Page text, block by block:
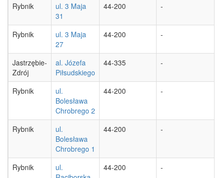
Rybnik
ul. 3 Maja
31
44-200 -
Rybnik
ul. 3 Maja
27
44-200 -
Jastrzębie-
Zdrój
al. Józefa
Piłsudskiego
44-335 -
Rybnik
ul.
Bolesława
Chrobrego 2
44-200 -
Rybnik
ul.
Bolesława
Chrobrego 1
44-200 -
Rybnik
ul.
44-200 -